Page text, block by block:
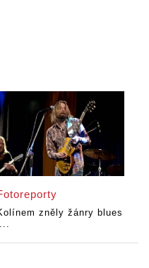
zněly žánry blues